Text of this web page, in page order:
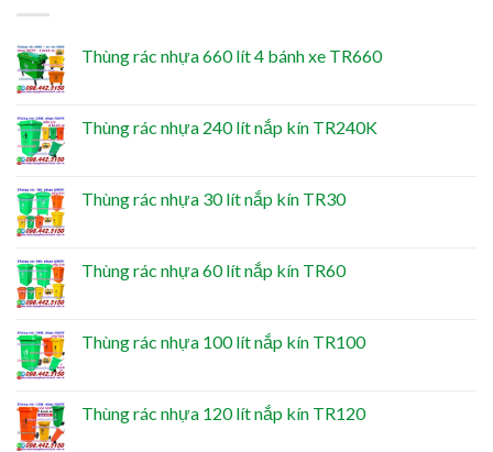
Thùng rác nhựa 660 lít 4 bánh xe TR660
Thùng rác nhựa 240 lít nắp kín TR240K
Thùng rác nhựa 30 lít nắp kín TR30
Thùng rác nhựa 60 lít nắp kín TR60
Thùng rác nhựa 100 lít nắp kín TR100
Thùng rác nhựa 120 lít nắp kín TR120